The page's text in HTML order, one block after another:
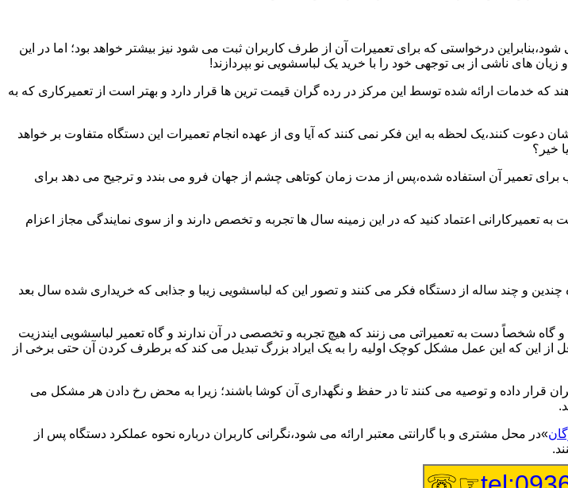
درخواستی که برای تعمیرات آن از طرف کاربران ثبت می شود نیز بیشتر خواهد بود؛ اما در این
های ناشی از بی توجهی خود را با خرید یک لباسشویی نو بپردازند!
که خدمات ارائه شده توسط این مرکز در رده گران قیمت ترین ها قرار دارد و بهتر است از تعمیرکاری که به
دعوت کنند،یک لحظه به این فکر نمی کنند که آیا وی از عهده انجام تعمیرات این دستگاه متفاوت بر خواهد
خیر؟
تعمیر آن استفاده شده،پس از مدت زمان کوتاهی چشم از جهان فرو می بندد و ترجیح می دهد برای
تعمیرکارانی اعتماد کنید که در این زمینه سال ها تجربه و تخصص دارند و از سوی نمایندگی مجاز اعزام
و چند ساله از دستگاه فکر می کنند و تصور این که لباسشویی زیبا و جذابی که خریداری شده سال بعد
شخصاً دست به تعمیراتی می زنند که هیچ تجربه و تخصصی در آن ندارند و گاه تعمیر لباسشویی ایندزیت
از این که این عمل مشکل کوچک اولیه را به یک ایراد بزرگ تبدیل می کند که برطرف کردن آن حتی برخی از
قرار داده و توصیه می کنند تا در حفظ و نگهداری آن کوشا باشند؛ زیرا به محض رخ دادن هر مشکل می
»در محل مشتری و با گارانتی معتبر ارائه می شود،نگرانی کاربران درباره نحوه عملکرد دستگاه پس از